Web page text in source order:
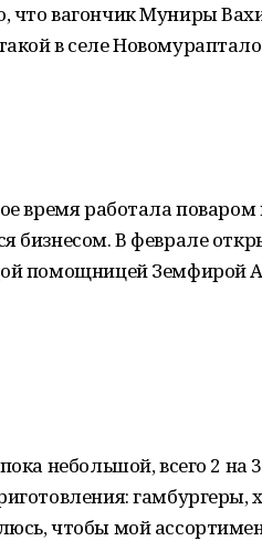
что вагончик Муниры
в селе
время работала
бизнесом. В феврале
помощницей Земфирой
небольшой, всего 2
гамбургеры,
чтобы мой